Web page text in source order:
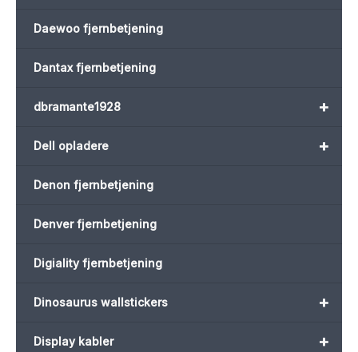
Daewoo fjernbetjening
Dantax fjernbetjening
+
dbramante1928
+
Dell opladere
Denon fjernbetjening
Denver fjernbetjening
Digiality fjernbetjening
+
Dinosaurus wallstickers
+
Display kabler